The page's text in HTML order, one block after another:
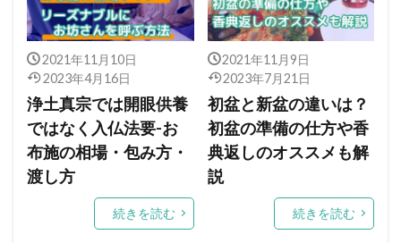
2021年11月10日
2023年4月16日
浄土真宗では開眼供養
ではなく入仏法要-お
布施の相場・包み方・
渡し方
続きを読む
2021年11月9日
2023年7月21日
初盆と新盆の違いは？
初盆の準備の仕方や香
典返しのオススメも解
説
続きを読む